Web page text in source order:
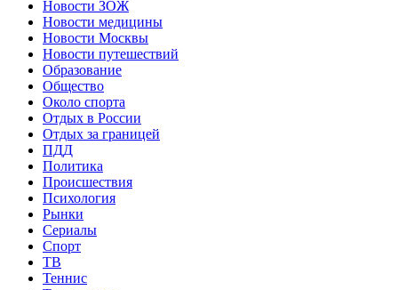
Новости ЗОЖ
Новости медицины
Новости Москвы
Новости путешествий
Образование
Общество
Около спорта
Отдых в России
Отдых за границей
ПДД
Политика
Происшествия
Психология
Рынки
Сериалы
Спорт
ТВ
Теннис